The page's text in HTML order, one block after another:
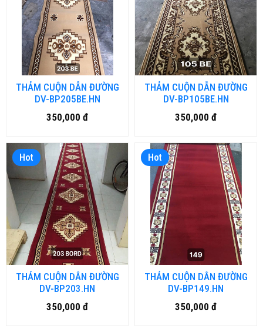
THẢM CUỘN DẪN ĐƯỜNG
DV-BP205BE.HN
350,000 đ
THẢM CUỘN DẪN ĐƯỜNG
DV-BP105BE.HN
350,000 đ
Hot
THẢM CUỘN DẪN ĐƯỜNG
DV-BP203.HN
350,000 đ
Hot
THẢM CUỘN DẪN ĐƯỜNG
DV-BP149.HN
350,000 đ